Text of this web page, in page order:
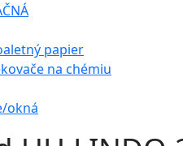
papier
na chémiu
okná